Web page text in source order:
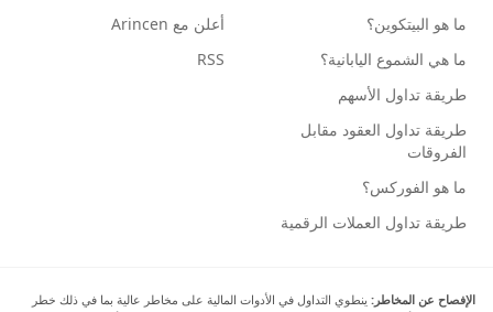
ما هو البيتكوين؟
ما هي الشموع اليابانية؟
طريقة تداول الأسهم
طريقة تداول العقود مقابل
الفروقات
ما هو الفوركس؟
طريقة تداول العملات الرقمية
أعلن مع Arincen
RSS
الإفصاح عن المخاطر: ينطوي التداول في الأدوات المالية على مخاطر عالية بما في ذلك خطر